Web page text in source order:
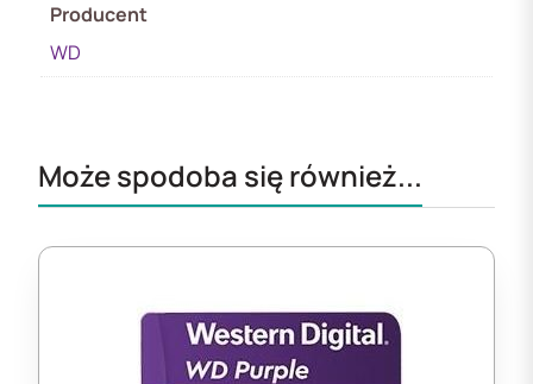
Producent
WD
Może spodoba się również...